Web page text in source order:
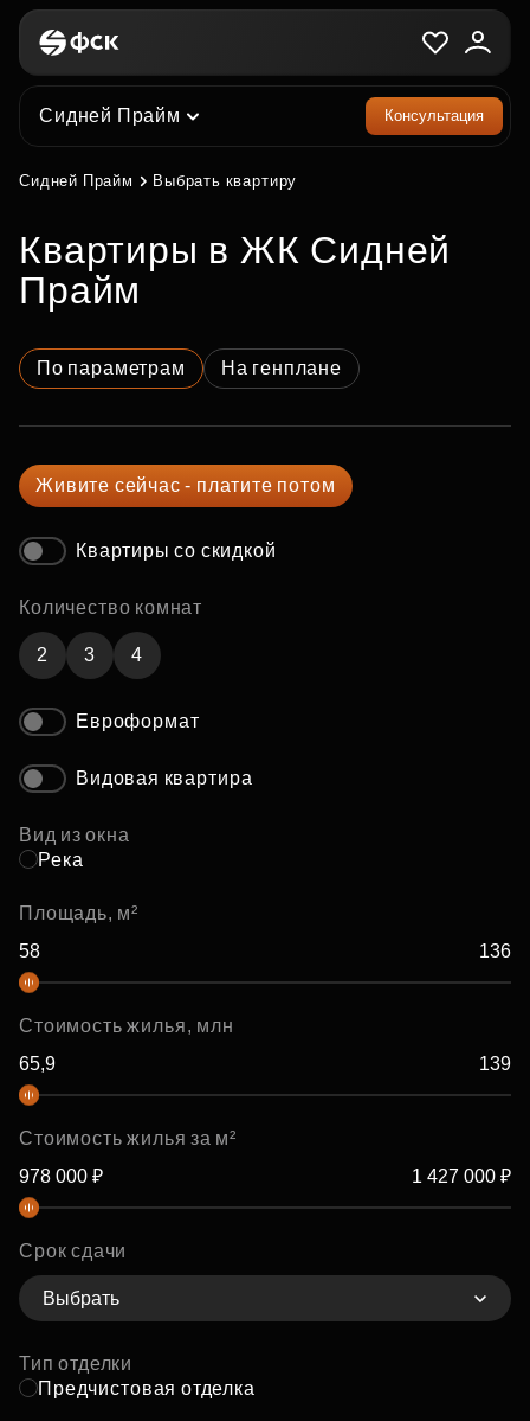
Сидней Прайм Консультация
Сидней Прайм Выбрать квартиру
квартиры в ЖК Сидней
Прайм
По параметрам На генплане
Живите сейчас - платите потом
Квартиры со скидкой
Количество комнат
2 3 4
Евроформат
Видовая квартира
Вид из окна
Река
Площадь, м²
Стоимость жилья, млн
Стоимость жилья за м²
Срок сдачи
Выбрать
Тип отделки
Предчистовая отделка